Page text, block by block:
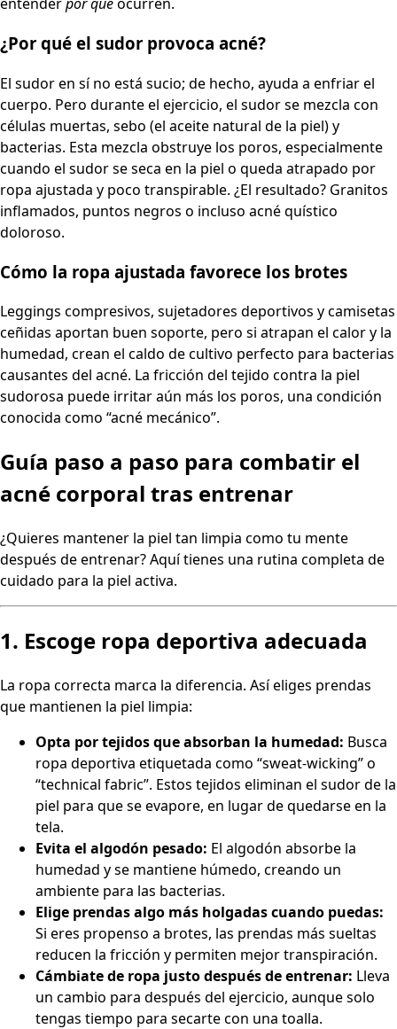
¿Por qué el sudor provoca acné?
El sudor en sí no está sucio; de hecho, ayuda a enfriar el
cuerpo. Pero durante el ejercicio, el sudor se mezcla con
células muertas, sebo (el aceite natural de la piel) y
bacterias. Esta mezcla obstruye los poros, especialmente
cuando el sudor se seca en la piel o queda atrapado por
ropa ajustada y poco transpirable. ¿El resultado? Granitos
inflamados, puntos negros o incluso acné quístico
doloroso.
Cómo la ropa ajustada favorece los brotes
Leggings compresivos, sujetadores deportivos y camisetas
ceñidas aportan buen soporte, pero si atrapan el calor y la
humedad, crean el caldo de cultivo perfecto para bacterias
causantes del acné. La fricción del tejido contra la piel
sudorosa puede irritar aún más los poros, una condición
conocida como “acné mecánico”.
Guía paso a paso para combatir el
acné corporal tras entrenar
¿Quieres mantener la piel tan limpia como tu mente
después de entrenar? Aquí tienes una rutina completa de
cuidado para la piel activa.
1. Escoge ropa deportiva adecuada
La ropa correcta marca la diferencia. Así eliges prendas
que mantienen la piel limpia:
Opta por tejidos que absorban la humedad: Busca
ropa deportiva etiquetada como “sweat-wicking” o
“technical fabric”. Estos tejidos eliminan el sudor de la
piel para que se evapore, en lugar de quedarse en la
tela.
Evita el algodón pesado: El algodón absorbe la
humedad y se mantiene húmedo, creando un
ambiente para las bacterias.
Elige prendas algo más holgadas cuando puedas:
Si eres propenso a brotes, las prendas más sueltas
reducen la fricción y permiten mejor transpiración.
Cámbiate de ropa justo después de entrenar: Lleva
un cambio para después del ejercicio, aunque solo
tengas tiempo para secarte con una toalla.